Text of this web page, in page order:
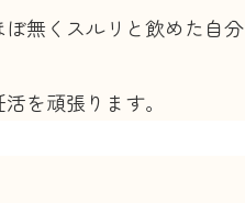
無くスルリと飲めた自分
を頑張ります。